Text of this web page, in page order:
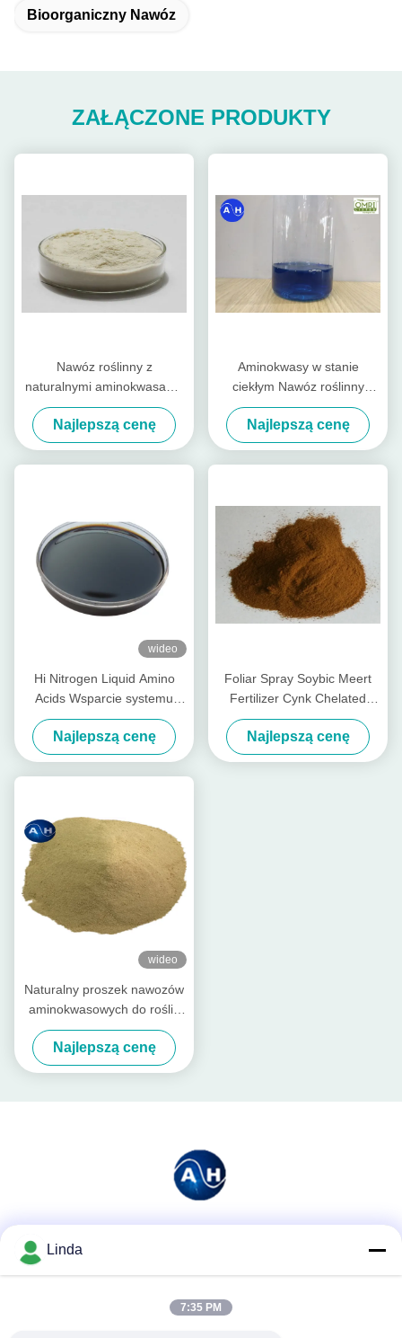
Bioorganiczny Nawóz
ZAŁĄCZONE PRODUKTY
Nawóz roślinny z
naturalnymi aminokwasami,
nawóz organiczny z
molibdenu
Najlepszą cenę
Aminokwasy w stanie
ciekłym Nawóz roślinny
Wapń Bez boru Chlor i
azotan
Najlepszą cenę
wideo
Hi Nitrogen Liquid Amino
Acids Wsparcie systemu
nawadniania nawozów
sztucznych
Najlepszą cenę
Foliar Spray Soybic Meert
Fertilizer Cynk Chelated
Agrochemical High Purity
Najlepszą cenę
wideo
Naturalny proszek nawozów
aminokwasowych do roślin
Wzrost chelatu magnezu
Najlepszą cenę
Linda
7:35 PM